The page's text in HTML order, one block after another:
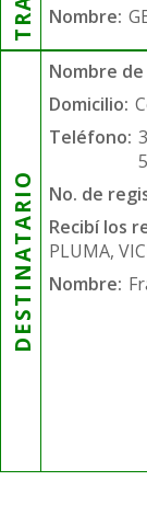
Nombre:
DESTINATARIO
Nombre
Domicilio:
Teléfono:
No. de
Recibí los
PLUMA,
Nombre: